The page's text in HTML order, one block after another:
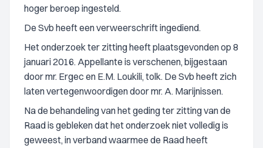
hoger beroep ingesteld.
De Svb heeft een verweerschrift ingediend.
Het onderzoek ter zitting heeft plaatsgevonden op 8
januari 2016. Appellante is verschenen, bijgestaan
door mr. Ergec en E.M. Loukili, tolk. De Svb heeft zich
laten vertegenwoordigen door mr. A. Marijnissen.
Na de behandeling van het geding ter zitting van de
Raad is gebleken dat het onderzoek niet volledig is
geweest, in verband waarmee de Raad heeft